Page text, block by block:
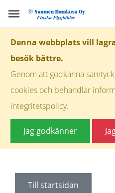
Denna webbplats vill
besök bättre.
Genom att godkänna
cookies och behandlar
integritetspolicy.
Jag godkänner
Till startsidan